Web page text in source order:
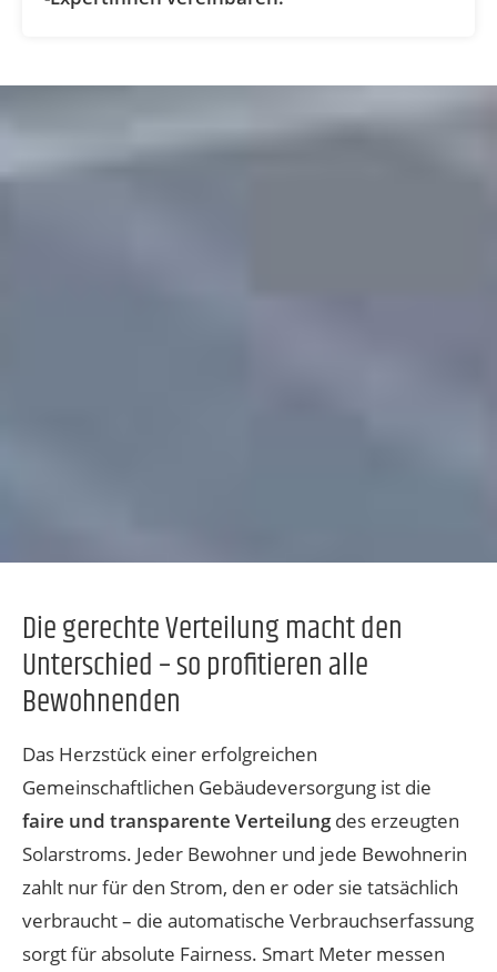
Die gerechte Verteilung macht den
Unterschied – so profitieren alle
Bewohnenden
Das Herzstück einer erfolgreichen
Gemeinschaftlichen Gebäudeversorgung ist die
faire und transparente Verteilungdes erzeugten
Solarstroms. Jeder Bewohner und jede Bewohnerin
zahlt nur für den Strom, den er oder sie tatsächlich
verbraucht – die automatische Verbrauchserfassung
sorgt für absolute Fairness. Smart Meter messen